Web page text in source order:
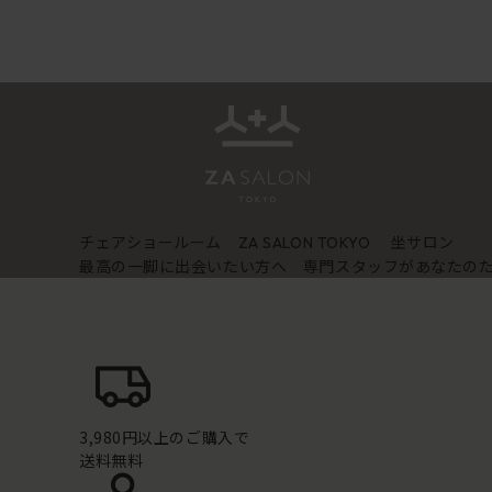
チェアショールーム ZA SALON TOKYO
坐サロン
最高の一脚に出会いたい方へ 専門スタッフがあなたの
3,980円以上のご購入で
送料無料